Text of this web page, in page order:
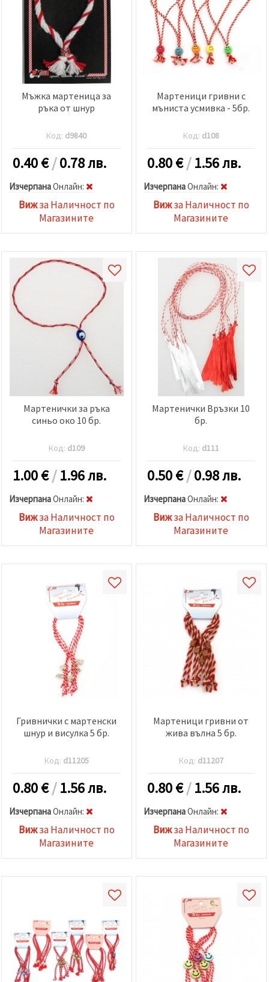
Мъжка мартеница за
ръка от шнур
Код: d9840
0.40€/0.78 лв.
ИзчерпанаOнлайн:
Вижза Наличност по
Магазините
Мартеници гривни с
мъниста усмивка - 5бр.
Код: d108
0.80€/1.56 лв.
ИзчерпанаOнлайн:
Вижза Наличност по
Магазините
Мартенички за ръка
синьо око 10 бр.
Код: d109
1.00€/1.96 лв.
ИзчерпанаOнлайн:
Вижза Наличност по
Магазините
Мартенички Връзки 10
бр.
Код: d111
0.50€/0.98 лв.
ИзчерпанаOнлайн:
Вижза Наличност по
Магазините
Гривнички с мартенски
шнур и висулка 5 бр.
Код: d11205
0.80€/1.56 лв.
ИзчерпанаOнлайн:
Вижза Наличност по
Магазините
Мартеници гривни от
жива вълна 5 бр.
Код: d11207
0.80€/1.56 лв.
ИзчерпанаOнлайн:
Вижза Наличност по
Магазините